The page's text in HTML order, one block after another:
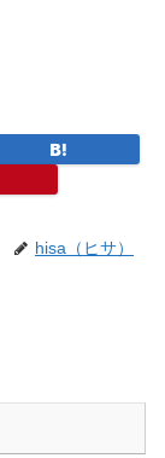
hisa（ヒサ）